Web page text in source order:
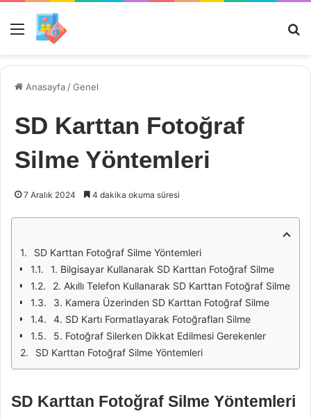
Menü
Anasayfa /Genel
SD Karttan Fotoğraf
Silme Yöntemleri
7 Aralık 2024 4 dakika okuma süresi
SD Karttan Fotoğraf Silme Yöntemleri
1. Bilgisayar Kullanarak SD Karttan Fotoğraf Silme
2. Akıllı Telefon Kullanarak SD Karttan Fotoğraf Silme
3. Kamera Üzerinden SD Karttan Fotoğraf Silme
4. SD Kartı Formatlayarak Fotoğrafları Silme
5. Fotoğraf Silerken Dikkat Edilmesi Gerekenler
SD Karttan Fotoğraf Silme Yöntemleri
SD Karttan Fotoğraf Silme Yöntemleri